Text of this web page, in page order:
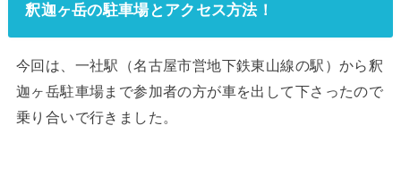
釈迦ヶ岳の駐車場とアクセス方法！
今回は、一社駅（名古屋市営地下鉄東山線の駅）から釈
迦ヶ岳駐車場まで参加者の方が車を出して下さったので
乗り合いで行きました。